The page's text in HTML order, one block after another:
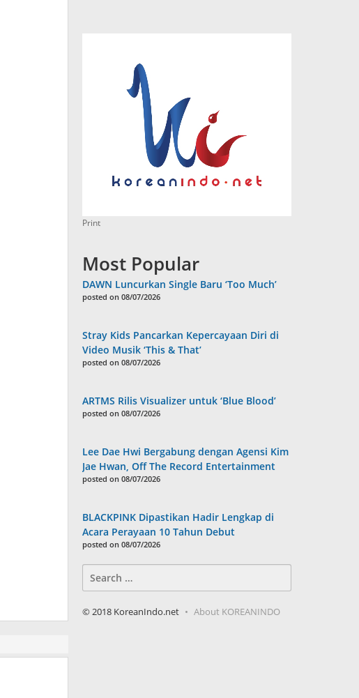
Print
Most Popular
DAWN Luncurkan Single Baru ‘Too Much’
posted on 08/07/2026
Stray Kids Pancarkan Kepercayaan Diri di
Video Musik ‘This & That’
posted on 08/07/2026
ARTMS Rilis Visualizer untuk ‘Blue Blood’
posted on 08/07/2026
Lee Dae Hwi Bergabung dengan Agensi Kim
Jae Hwan, Off The Record Entertainment
posted on 08/07/2026
BLACKPINK Dipastikan Hadir Lengkap di
Acara Perayaan 10 Tahun Debut
posted on 08/07/2026
for:
© 2018 KoreanIndo.net About KOREANINDO